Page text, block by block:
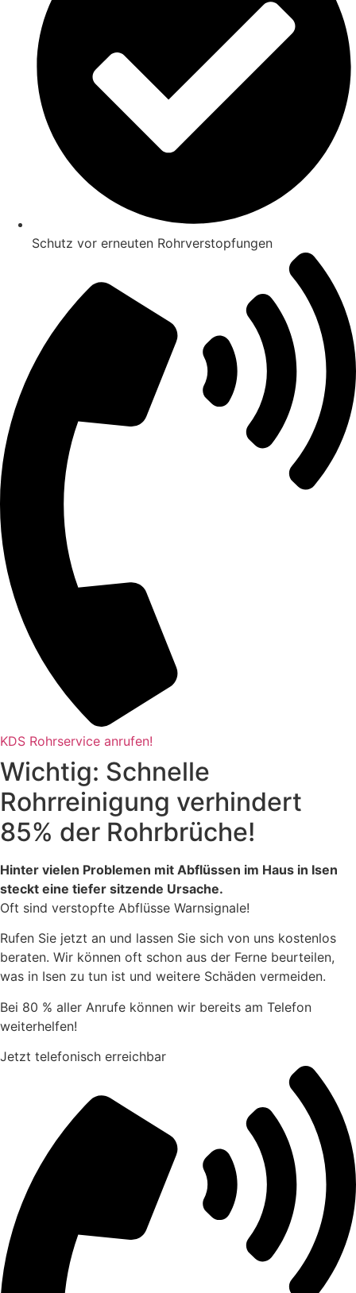
Schutz vor erneuten Rohrverstopfungen
KDS Rohrservice anrufen!
Wichtig: Schnelle
Rohrreinigung verhindert
85% der Rohrbrüche!
Hinter vielen Problemen mit Abflüssen im Haus in Isen
steckt eine tiefer sitzende Ursache.
Oft sind verstopfte Abflüsse Warnsignale!
Rufen Sie jetzt an und lassen Sie sich von uns kostenlos
beraten. Wir können oft schon aus der Ferne beurteilen,
was in Isen zu tun ist und weitere Schäden vermeiden.
Bei 80 % aller Anrufe können wir bereits am Telefon
weiterhelfen!
Jetzt telefonisch erreichbar